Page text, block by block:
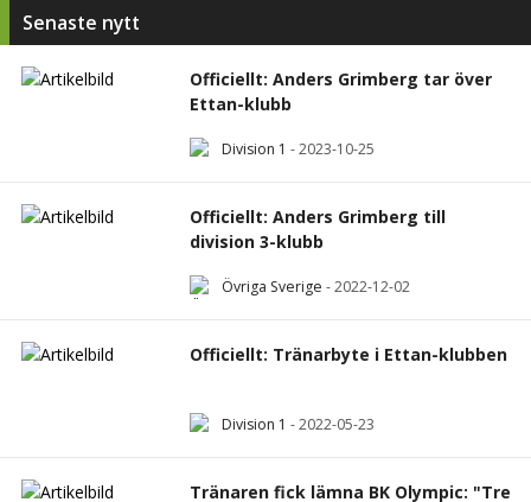
Senaste nytt
Officiellt: Anders Grimberg tar över
Ettan-klubb
Division 1 -2023-10-25
Officiellt: Anders Grimberg till
division 3-klubb
Övriga Sverige -2022-12-02
Officiellt: Tränarbyte i Ettan-klubben
Division 1 -2022-05-23
Tränaren fick lämna BK Olympic: "Tre